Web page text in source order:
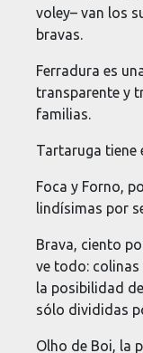
voley– van los
bravas.
Ferradura es
transparente y
familias.
Tartaruga tiene
Foca y Forno,
lindísimas por
Brava, ciento
ve todo: colinas
la posibilidad
sólo divididas
Olho de Boi, la